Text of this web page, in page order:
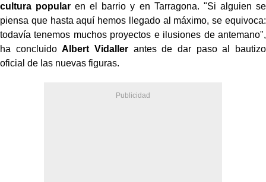
cultura popular en el barrio y en Tarragona. "Si alguien se
piensa que hasta aquí hemos llegado al máximo, se equivoca:
todavía tenemos muchos proyectos e ilusiones de antemano",
ha concluidoAlbert Vidaller antes de dar paso al bautizo
oficial de las nuevas figuras.